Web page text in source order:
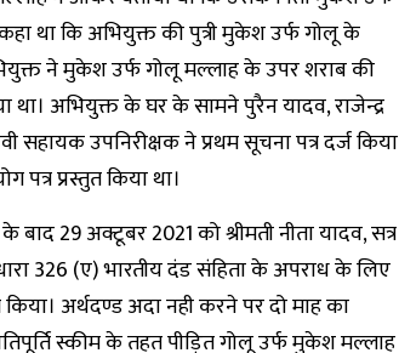
था कि अभियुक्त की पुत्री मुकेश उर्फ गोलू के
ने मुकेश उर्फ गोलू मल्लाह के उपर शराब की
अभियुक्त के घर के सामने पुरैन यादव, राजेन्द्र
सहायक उपनिरीक्षक ने प्रथम सूचना पत्र दर्ज किया
प्रस्तुत किया था।
29 अक्टूबर 2021 को श्रीमती नीता यादव, सत्र
326 (ए) भारतीय दंड संहिता के अपराध के लिए
अर्थदण्ड अदा नही करने पर दो माह का
स्कीम के तहत पीड़ित गोलू उर्फ मुकेश मल्लाह